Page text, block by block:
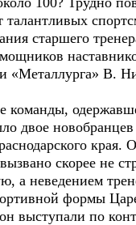
талантливых
старшего
«Металлурга» В.
команды,
двое новобранцев
края.
скорее не
а неведением
формы
выступали по